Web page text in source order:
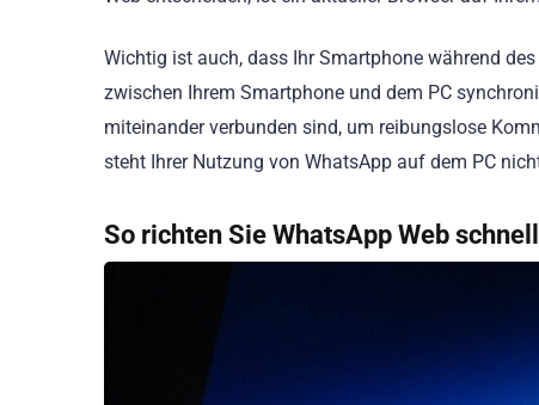
Wichtig ist auch, dass Ihr Smartphone während
zwischen Ihrem Smartphone und dem PC
miteinander verbunden sind, um reibungslose
steht Ihrer Nutzung von WhatsApp auf dem PC
So richten Sie WhatsApp Web